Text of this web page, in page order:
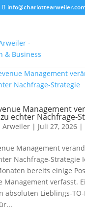
Management
echter
Arweiler| Juli 27, 2026|
Management
Nachfrage‑Strategie
bereits einige
Management verfasst.
absoluten